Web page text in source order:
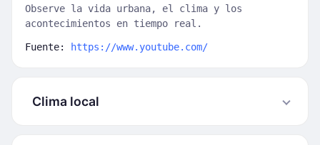
Observe la vida urbana, el clima y los
acontecimientos en tiempo real.
Fuente: https://www.youtube.com/
Clima local